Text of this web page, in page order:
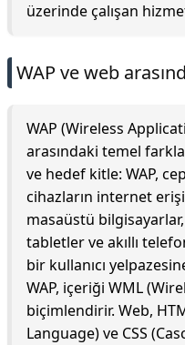
üzerinde çalışan
WAP ve web
WAP (Wireless
arasındaki temel
ve hedef kitle: WAP,
cihazların internet
masaüstü
tabletler ve akıllı
bir kullanıcı
WAP, içeriği WML
biçimlendirir. Web,
Language) ve CSS